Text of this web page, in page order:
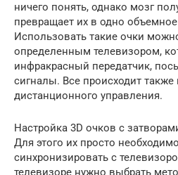
ничего понять, однако мозг
превращает их в одно
Использовать такие очки
определенным телевизором,
инфракрасный передатчик,
сигналы. Все происходит также
дистанционного управления.
Настройка 3D очков с
Для этого их просто
синхронизировать с
телевизоре нужно выбрать